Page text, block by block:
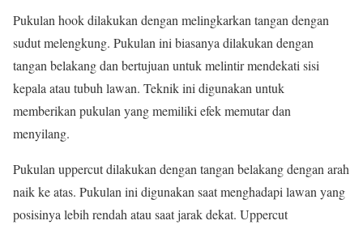
Pukulan hook dilakukan dengan melingkarkan tangan dengan
sudut melengkung. Pukulan ini biasanya dilakukan dengan
tangan belakang dan bertujuan untuk melintir mendekati sisi
kepala atau tubuh lawan. Teknik ini digunakan untuk
memberikan pukulan yang memiliki efek memutar dan
menyilang.
Pukulan uppercut dilakukan dengan tangan belakang dengan arah
naik ke atas. Pukulan ini digunakan saat menghadapi lawan yang
posisinya lebih rendah atau saat jarak dekat. Uppercut